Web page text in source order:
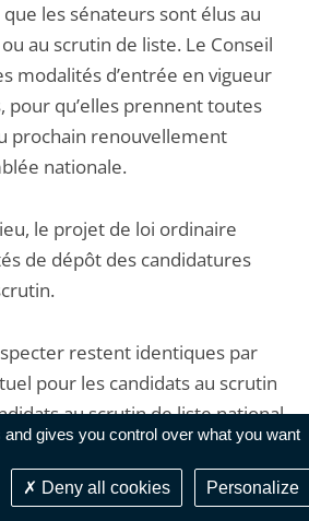
gives you control over what you want
Deny all cookies Personalize
les sénateurs sont élus au
au scrutin de liste. Le Conseil
modalités d’entrée en vigueur
pour qu’elles prennent toutes
prochain renouvellement
nationale.
le projet de loi ordinaire
de dépôt des candidatures
restent identiques par
pour les candidats au scrutin
au scrutin de liste national
aux mêmes exigences ;
adaptées aux
ce scrutin, et elles s’inspirent